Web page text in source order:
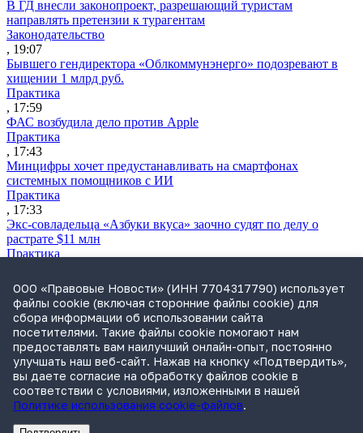
В ГД внесли законопроект, разрешающий туристам
направлять претензии к турагентам
Законодательство
, 19:07
Бывшего гендиректора «Облкоммунэнерго» подозревают в
хищении 1 млрд руб.
Практика
, 17:59
ФАС возбудила дело против Apple
Практика
, 17:43
Минцифры хочет предустанавливать на смартфонах
системных помощников с ИИ
Практика
, 17:33
Экс-совладельца «Азбуки вкуса» заочно судят по делу о
растрате $11 млн
Практика
Суд не признал решение SCC по взысканию с российской
компании
Международная практика
, 17:01
Дроны могут начать применять для фиксации нарушений
ПДД
Практика
, 15:41
ООО «Правовые Новости» (ИНН 7704317790) использует
файлы cookie (включая сторонние файлы cookie) для
сбора информации об использовании сайта
посетителями. Такие файлы cookie помогают нам
предоставлять вам наилучший онлайн-опыт, постоянно
улучшать наш веб-сайт. Нажав на кнопку «Подтвердить»,
вы даете согласие на обработку файлов cookie в
соответствии с условиями, изложенными в нашей
Политике использования cookie-файлов.